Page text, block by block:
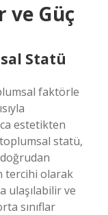
ve Güç
Statü
faktörle
estetikten
statü,
tercihi olarak
ulaşılabilir ve
sınıflar